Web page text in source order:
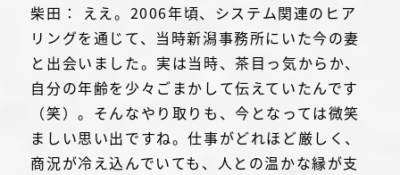
柴田： ええ。2006年頃、システム関連のヒア
リングを通じて、当時新潟事務所にいた今の妻
と出会いました。実は当時、茶目っ気からか、
自分の年齢を少々ごまかして伝えていたんです
（笑）。そんなやり取りも、今となっては微笑
ましい思い出ですね。仕事がどれほど厳しく、
商況が冷え込んでいても、人との温かな縁が支